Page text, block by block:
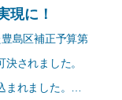
現に！
島区補正予算第
決されました。
まれました。…